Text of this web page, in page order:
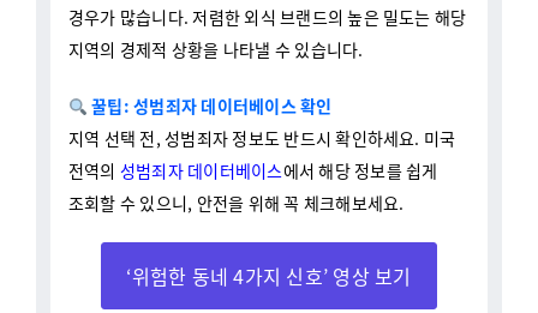
지역의 경제적 상황을 나타낼 수 있습니다.
지역 선택 전, 성범죄자 정보도 반드시 확인하세요. 미국
전역의성범죄자 데이터베이스 에서 해당 정보를 쉽게
조회할 수 있으니, 안전을 위해 꼭 체크해보세요.
‘위험한 동네 4가지 신호’ 영상 보기